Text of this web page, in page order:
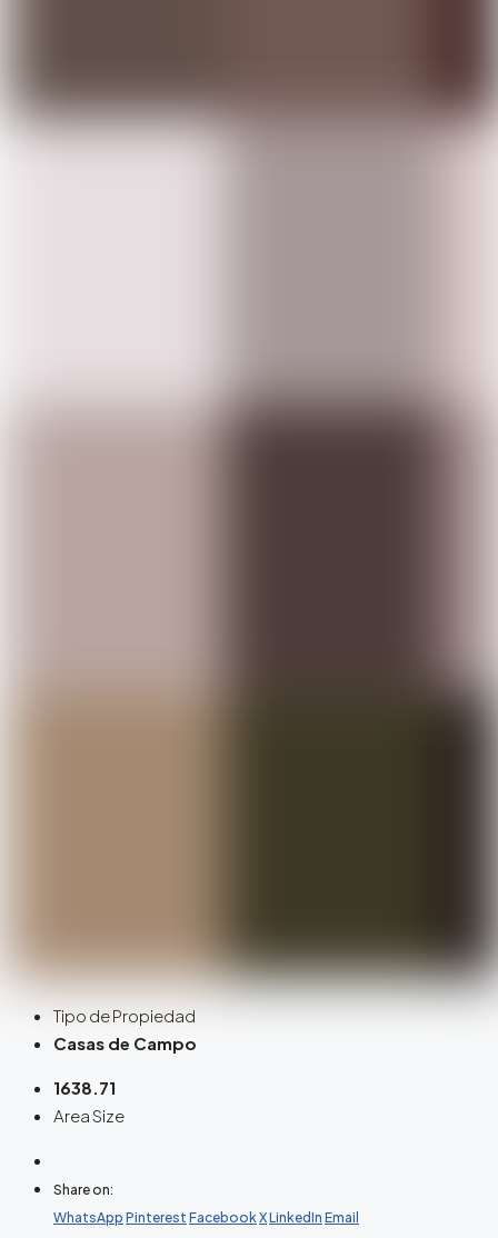
Tipo de Propiedad
Casas de Campo
1638.71
Area Size
Share on:
WhatsApp Pinterest FacebookXLinkedIn Email